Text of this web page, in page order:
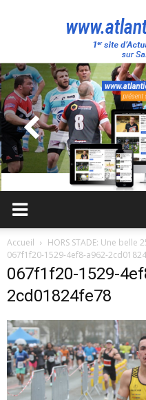
Accueil
HORS STADE: Une
067f1f20-1529-4ef8-a962-
067f1f20-1529-
2cd01824fe78